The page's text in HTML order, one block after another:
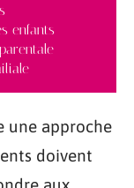
enfants
une approche
doivent